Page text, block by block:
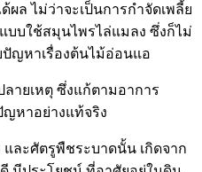
ล ไม่ว่าจะเป็นการกำจัดเพลี้ย
บบใช้สมุนไพรไล่แมลง ซึ่งก็ไม่
ปัญหาเรื่องต้นไม้อ่อนแอ
ายเหตุ ซึ่งแก้ตามอาการ
ญหาอย่างแท้จริง
ละศัตรูพืชระบาดนั้น เกิดจาก